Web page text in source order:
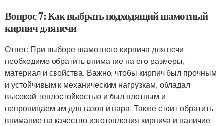
Вопрос 7: Как выбрать подходящий шамотный
кирпич для печи
Ответ: При выборе шамотного кирпича для печи
необходимо обратить внимание на его размеры,
материал и свойства. Важно, чтобы кирпич был прочным
и устойчивым к механическим нагрузкам, обладал
высокой теплостойкостью и был плотным и
непроницаемым для газов и пара. Также стоит обратить
внимание на качество изготовления кирпича и наличие